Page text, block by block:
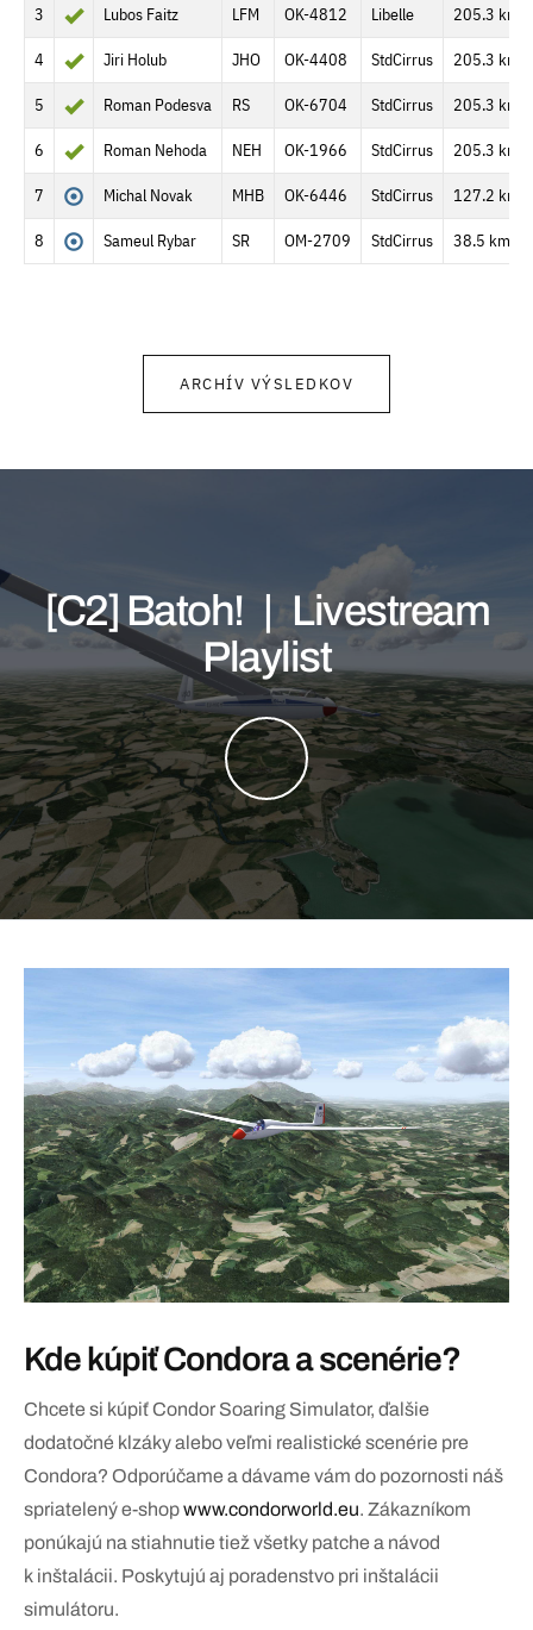
3 Lubos Faitz LFM OK-4812 Libelle 205.3 km
4 Jiri Holub JHO OK-4408 StdCirrus 205.3 km
5 Roman Podesva RS OK-6704 StdCirrus 205.3 km
6 Roman Nehoda NEH OK-1966 StdCirrus 205.3 km
7 Michal Novak MHB OK-6446 StdCirrus 127.2 km
8 Sameul Rybar SR OM-2709 StdCirrus 38.5 km
ARCHÍV VÝSLEDKOV
[C2] Batoh! | Livestream
Playlist
Kde kúpiť Condora a scenérie?
Chcete si kúpiť Condor Soaring Simulator, ďalšie
dodatočné klzáky alebo veľmi realistické scenérie pre
Condora? Odporúčame a dávame vám do pozornosti náš
spriatelený e-shopwww.condorworld.eu. Zákazníkom
ponúkajú na stiahnutie tiež všetky patche a návod
k inštalácii. Poskytujú aj poradenstvo pri inštalácii
simulátoru.